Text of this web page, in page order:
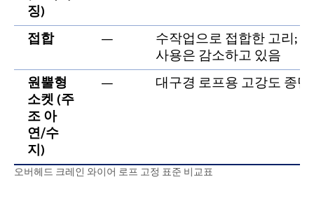
징)
접합
— 수작업으로 접합한 고리;
사용은 감소하고 있음
원뿔형
소켓 (주
조 아
연/수
지)
— 대구경 로프용 고강도 종
오버헤드 크레인 와이어 로프 고정 표준 비교표